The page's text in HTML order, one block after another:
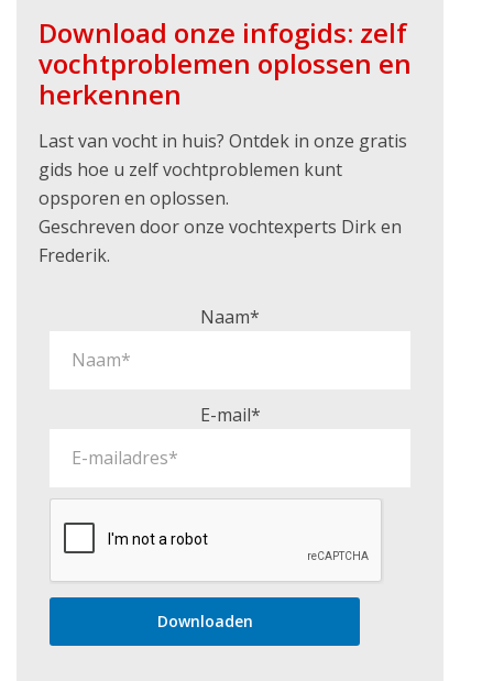
Download onze infogids: zelf
vochtproblemen oplossen en
herkennen
Last van vocht in huis? Ontdek in onze gratis
gids hoe u zelf vochtproblemen kunt
opsporen en oplossen.
Geschreven door onze vochtexperts Dirk en
Frederik.
Naam*
E-mail*